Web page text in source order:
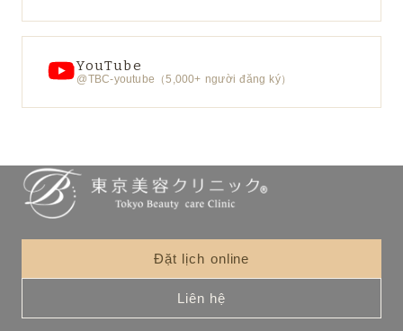
YouTube
@TBC-youtube（5,000+ người đăng ký）
Đặt lịch online
Liên hệ